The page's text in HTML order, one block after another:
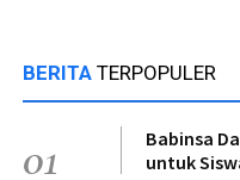
BERITA TERPOPULER
01
Babinsa
untuk